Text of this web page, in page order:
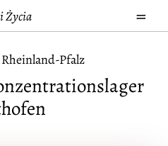
Życia =
Pfalz